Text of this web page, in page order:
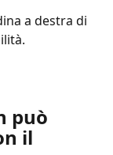
a destra di
può
il